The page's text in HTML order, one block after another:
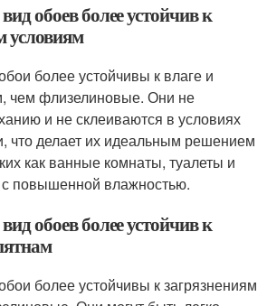
обоев более устойчив к
условиям
более устойчивы к влаге и
чем флизелиновые. Они не
и не склеиваются в условиях
что делает их идеальным решением
как ванные комнаты, туалеты и
повышенной влажностью.
обоев более устойчив к
более устойчивы к загрязнениям